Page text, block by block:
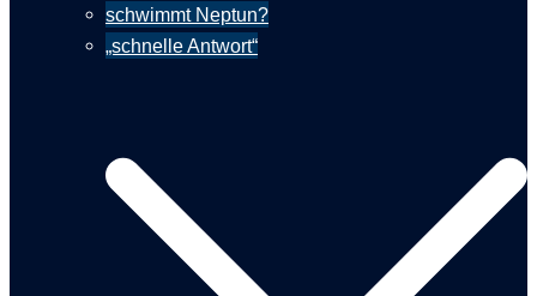
schwimmt Neptun?
„schnelle Antwort“